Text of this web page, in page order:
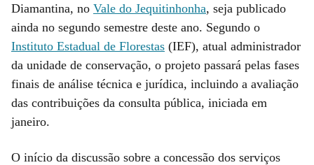
Diamantina, no Vale do Jequitinhonha, seja publicado
ainda no segundo semestre deste ano. Segundo o
Instituto Estadual de Florestas (IEF), atual administrador
da unidade de conservação, o projeto passará pelas fases
finais de análise técnica e jurídica, incluindo a avaliação
das contribuições da consulta pública, iniciada em
janeiro.
O início da discussão sobre a concessão dos serviços